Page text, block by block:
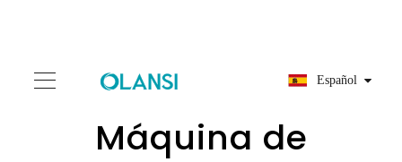
Español
Máquina de